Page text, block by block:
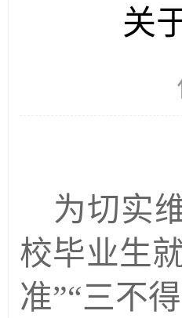
关
为切实
校毕业生
准”“三不